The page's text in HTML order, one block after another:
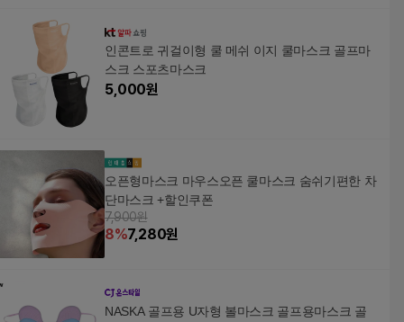
인콘트로 귀걸이형 쿨 메쉬 이지 쿨마스크 골프마
스크 스포츠마스크
5,000원
오픈형마스크 마우스오픈 쿨마스크 숨쉬기편한 차
단마스크 +할인쿠폰
7,900원
8%7,280원
NASKA 골프용 U자형 볼마스크 골프용마스크 골